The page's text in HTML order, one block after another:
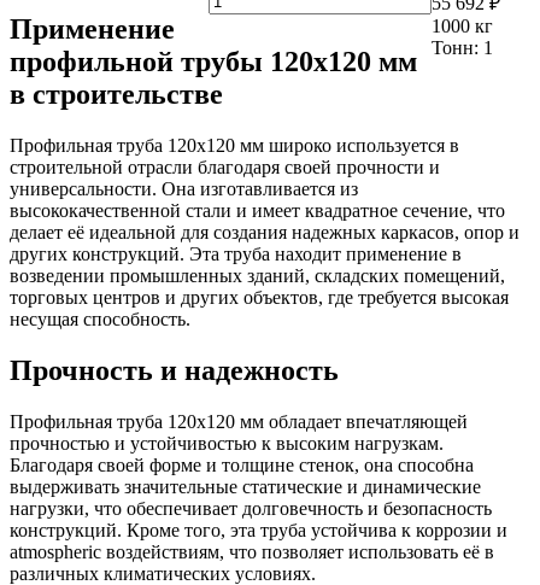
1000 кг
Тонн: 1
Применение
профильной трубы 120х120 мм
в строительстве
Профильная труба 120х120 мм широко используется в
строительной отрасли благодаря своей прочности и
универсальности. Она изготавливается из
высококачественной стали и имеет квадратное сечение, что
делает её идеальной для создания надежных каркасов, опор и
других конструкций. Эта труба находит применение в
возведении промышленных зданий, складских помещений,
торговых центров и других объектов, где требуется высокая
несущая способность.
Прочность и надежность
Профильная труба 120х120 мм обладает впечатляющей
прочностью и устойчивостью к высоким нагрузкам.
Благодаря своей форме и толщине стенок, она способна
выдерживать значительные статические и динамические
нагрузки, что обеспечивает долговечность и безопасность
конструкций. Кроме того, эта труба устойчива к коррозии и
atmospheric воздействиям, что позволяет использовать её в
различных климатических условиях.